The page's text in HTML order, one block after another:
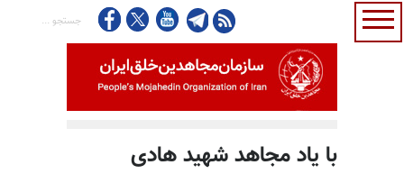
با یاد مجاهد شهید هادی